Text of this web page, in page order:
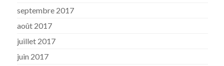
septembre 2017
août 2017
juillet 2017
juin 2017